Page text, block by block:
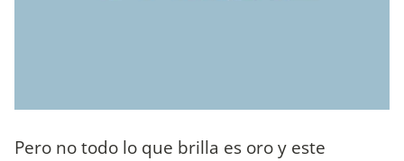
Pero no todo lo que brilla es oro y este